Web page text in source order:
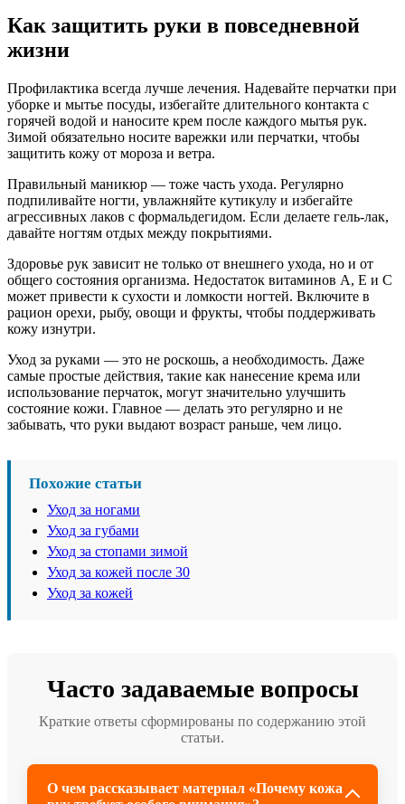
Как защитить руки в повседневной
жизни
Профилактика всегда лучше лечения. Надевайте перчатки при
уборке и мытье посуды, избегайте длительного контакта с
горячей водой и наносите крем после каждого мытья рук.
Зимой обязательно носите варежки или перчатки, чтобы
защитить кожу от мороза и ветра.
Правильный маникюр — тоже часть ухода. Регулярно
подпиливайте ногти, увлажняйте кутикулу и избегайте
агрессивных лаков с формальдегидом. Если делаете гель-лак,
давайте ногтям отдых между покрытиями.
Здоровье рук зависит не только от внешнего ухода, но и от
общего состояния организма. Недостаток витаминов А, Е и С
может привести к сухости и ломкости ногтей. Включите в
рацион орехи, рыбу, овощи и фрукты, чтобы поддерживать
кожу изнутри.
Уход за руками — это не роскошь, а необходимость. Даже
самые простые действия, такие как нанесение крема или
использование перчаток, могут значительно улучшить
состояние кожи. Главное — делать это регулярно и не
забывать, что руки выдают возраст раньше, чем лицо.
Похожие статьи
Уход за ногами
Уход за губами
Уход за стопами зимой
Уход за кожей после 30
Уход за кожей
Часто задаваемые вопросы
Краткие ответы сформированы по содержанию этой
статьи.
О чем рассказывает материал «Почему кожа